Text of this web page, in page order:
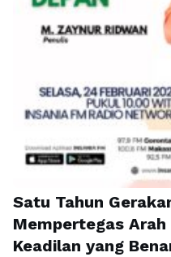
Satu Tahun
Mempertegas
Keadilan yang